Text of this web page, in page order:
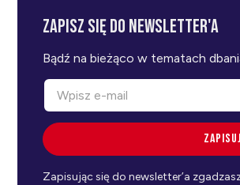
Zapisz się do newsletter'a
Bądź na bieżąco w tematach
Zapisując się do newsletter’a